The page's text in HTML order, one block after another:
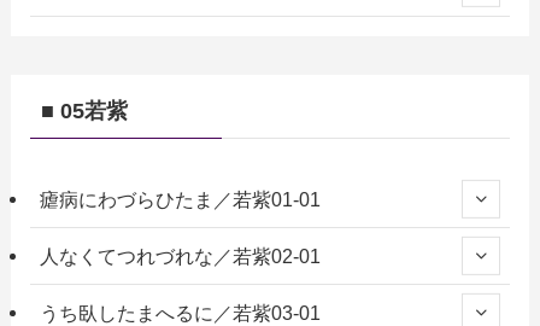
■ 05若紫
瘧病にわづらひたま／若紫01-01
人なくてつれづれな／若紫02-01
うち臥したまへるに／若紫03-01